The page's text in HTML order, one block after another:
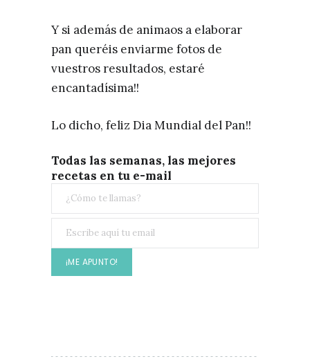
Y si además de animaos a elaborar
pan queréis enviarme fotos de
vuestros resultados, estaré
encantadísima!!
Lo dicho, feliz Dia Mundial del Pan!!
Todas las semanas, las mejores
recetas en tu e-mail